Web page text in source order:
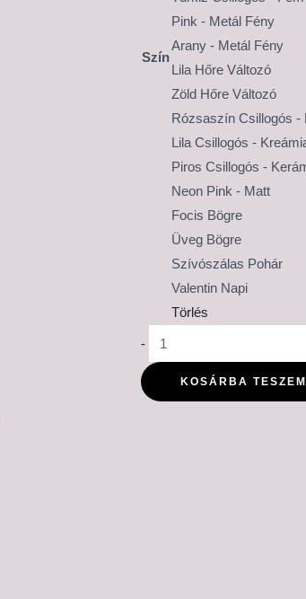
Szín
Pink - Metál Fény
Arany - Metál Fény
Lila Hőre Változó
Zöld Hőre Változó
Rózsaszín Csillogós -
Lila Csillogós -
Piros Csillogós -
Neon Pink - Matt
Focis Bögre
Üveg Bögre
Szívószálas Pohár
Valentin Napi
Törlés
-
KOSÁRBA TESZEM